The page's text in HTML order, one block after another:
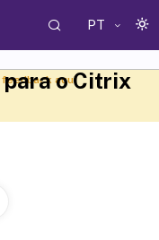
PT
feedback aquio Citrix